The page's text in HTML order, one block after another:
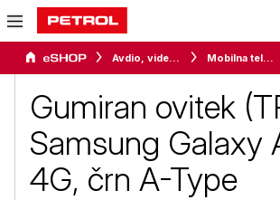
Avdio, video in telefonija Mobilna telefonija
Gumiran ovitek
Samsung Galaxy
4G, črn A-Type